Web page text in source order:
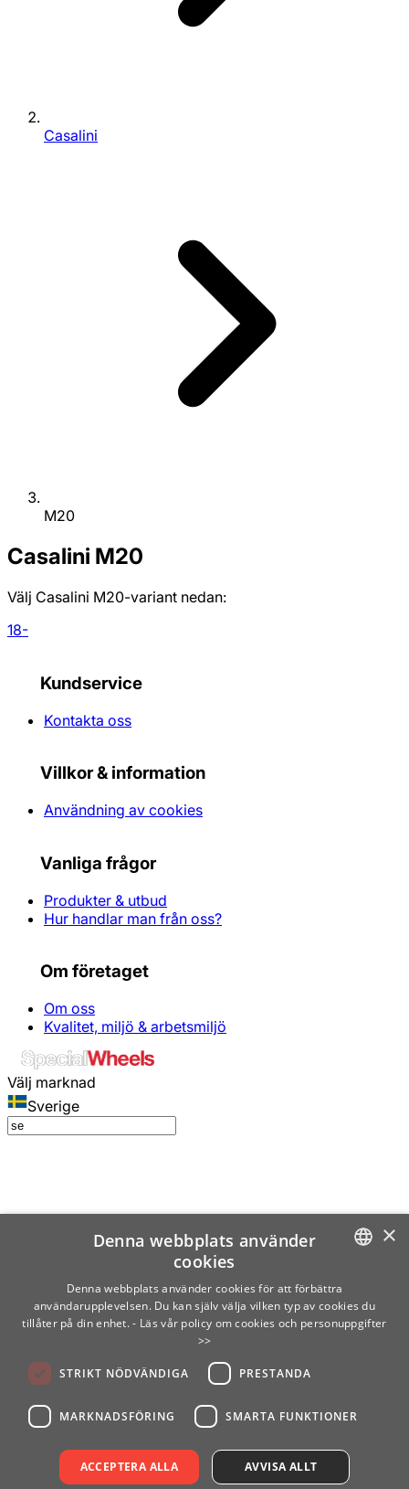
Casalini
M20
Casalini M20
Välj Casalini M20-variant nedan:
18-
Kundservice
Kontakta oss
Villkor & information
Användning av cookies
Vanliga frågor
Produkter & utbud
Hur handlar man från oss?
Om företaget
Om oss
Kvalitet, miljö & arbetsmiljö
Välj marknad
Sverige
SWEDISH
×
Denna webbplats använder
cookies
Denna webbplats använder cookies för att förbättra
användarupplevelsen. Du kan själv välja vilken typ av cookies du
tillåter på din enhet. - Läs vår policy om cookies och personuppgifter
>>
STRIKT NÖDVÄNDIGA PRESTANDA
MARKNADSFÖRING SMARTA FUNKTIONER
ACCEPTERA ALLA AVVISA ALLT